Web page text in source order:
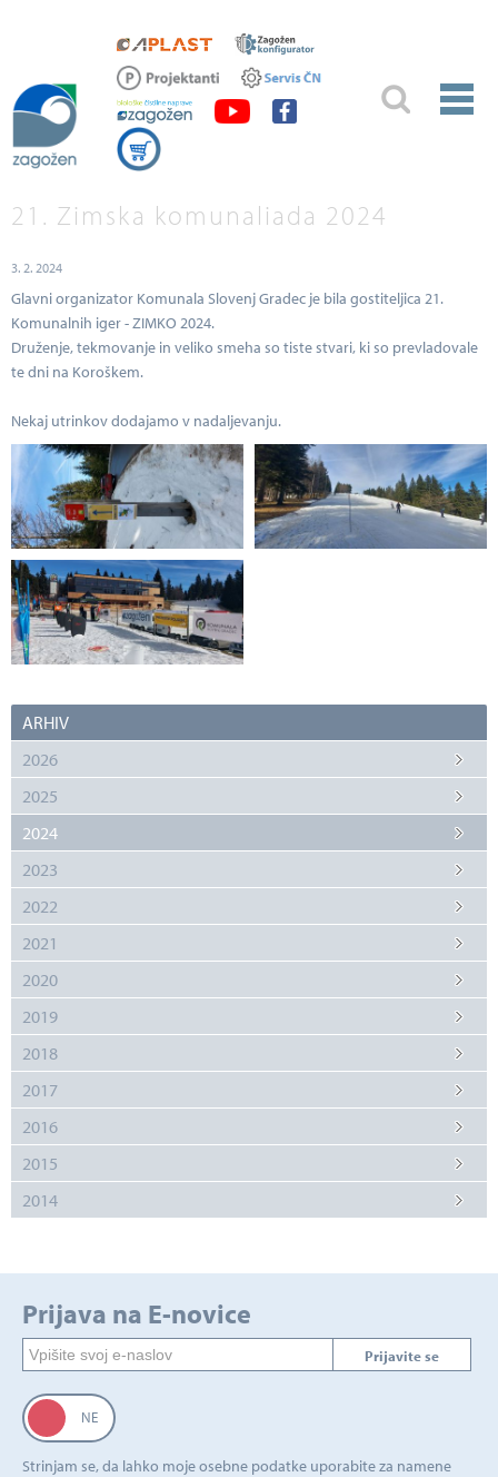
21. Zimska komunaliada 2024
3. 2. 2024
Glavni organizator Komunala Slovenj Gradec je bila gostiteljica 21.
Komunalnih iger - ZIMKO 2024.
Druženje, tekmovanje in veliko smeha so tiste stvari, ki so prevladovale
te dni na Koroškem.
Nekaj utrinkov dodajamo v nadaljevanju.
ARHIV
2026
2025
2024
2023
2022
2021
2020
2019
2018
2017
2016
2015
2014
Prijava na E-novice
Prijavite se
Strinjam se, da lahko moje osebne podatke uporabite za namene